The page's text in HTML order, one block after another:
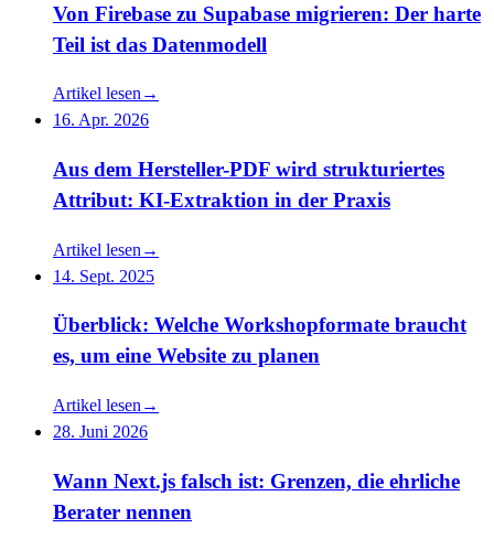
Von Firebase zu Supabase migrieren: Der harte
Teil ist das Datenmodell
Artikel lesen →
16. Apr. 2026
Aus dem Hersteller-PDF wird strukturiertes
Attribut: KI-Extraktion in der Praxis
Artikel lesen →
14. Sept. 2025
Überblick: Welche Workshopformate braucht
es, um eine Website zu planen
Artikel lesen →
28. Juni 2026
Wann Next.js falsch ist: Grenzen, die ehrliche
Berater nennen